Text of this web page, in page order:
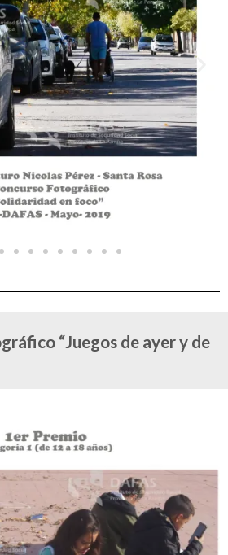
“Juegos de ayer y de